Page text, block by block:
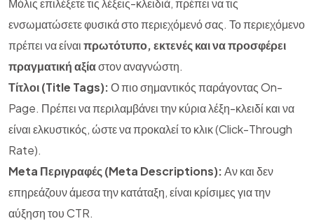
Μόλις επιλέξετε τις λέξεις-κλειδιά, πρέπει να τις
ενσωματώσετε φυσικά στο περιεχόμενό σας. Το περιεχόμενο
πρέπει να είναιπρωτότυπο, εκτενές και να προσφέρει
πραγματική αξίαστον αναγνώστη.
Τίτλοι (Title Tags):Ο πιο σημαντικός παράγοντας On-
Page. Πρέπει να περιλαμβάνει την κύρια λέξη-κλειδί και να
είναι ελκυστικός, ώστε να προκαλεί το κλικ (Click-Through
Rate).
Meta Περιγραφές (Meta Descriptions):Αν και δεν
επηρεάζουν άμεσα την κατάταξη, είναι κρίσιμες για την
αύξηση του CTR.